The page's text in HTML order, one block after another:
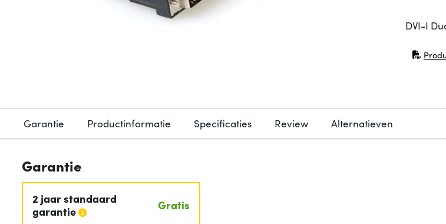
DVI-I
(opent
Garantie Productinformatie Specificaties Review Alternatieven
Garantie
2 jaar standaard
garantie
Gratis